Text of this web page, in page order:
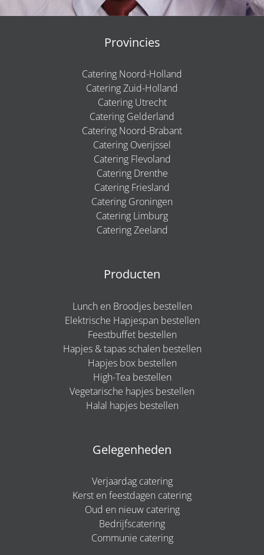
Provincies
Catering Noord-Holland
Catering Zuid-Holland
Catering Utrecht
Catering Gelderland
Catering Noord-Brabant
Catering Overijssel
Catering Flevoland
Catering Drenthe
Catering Friesland
Catering Groningen
Catering Limburg
Catering Zeeland
Producten
Lunch en Broodjes bestellen
Elektrische Hapjespan bestellen
Feestbuffet bestellen
Hapjes & tapas schalen bestellen
Hapjes box bestellen
High-Tea bestellen
Vegetarische hapjes bestellen
Halal hapjes bestellen
Gelegenheden
Verjaardag catering
Kerst en feestdagen catering
Oud en nieuw catering
Bedrijfscatering
Communie catering